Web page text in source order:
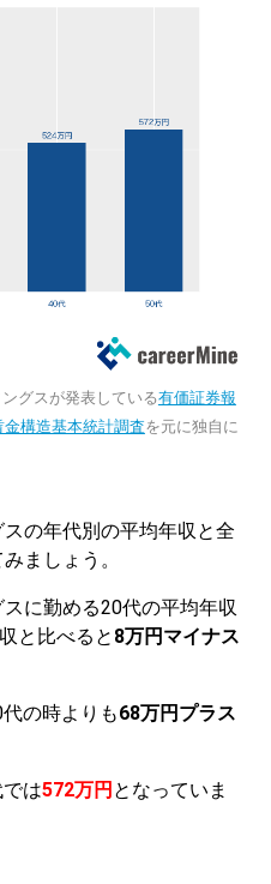
グスが発表している有価証券報
金構造基本統計調査を元に独自に
の年代別の平均年収と全
ましょう。
に勤める20代の平均年収
と比べると 8万円マイナス
の時よりも68万円プラス
は572万円 となっていま